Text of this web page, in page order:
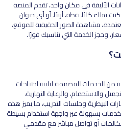
الأليفة في مكان واحد، تقدم المنصة
تملك كلبًا، قطة، أرنبًا، أو أي حيوان
مشاهدة الصور الحقيقية للموقع،
وحجز الخدمة التي تناسبك فورًا.
الخدمات المصممة لتلبية احتياجات
والاستحمام، والرعاية النهارية،
البيطرية وجلسات التدريب، ما يميز هذه
بسهولة عبر واجهة استخدام بسيطة
أو تواصل مباشر مع مقدمي